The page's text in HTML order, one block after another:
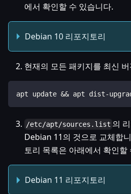
에서 확인할 수 있습니다.
Debian 10 리포지토리
현재의 모든 패키지를 최신
apt update && apt dist-
/etc/apt/sources.list 의
Debian 11의 것으로 교체합
토리 목록은 아래에서 확인할
Debian 11 리포지토리